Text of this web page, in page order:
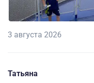
3 августа 2026
Татьяна